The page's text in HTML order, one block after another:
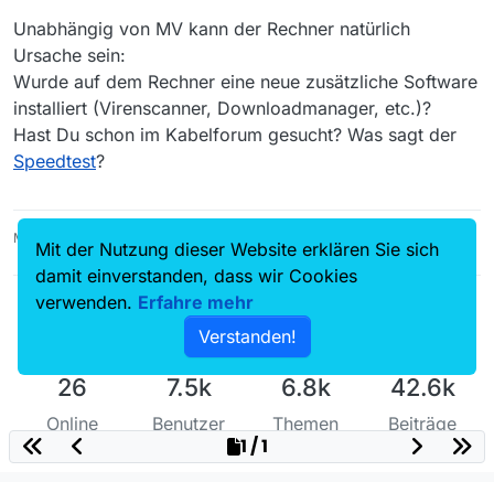
Software von Version 12 auf aktuelle
gleich langsam.
Woran könnte es liegen? Bitte nur
konstruktive Antworten, bin selber
Dipl.Ing. Nachrichtentechnik, weiß
Bandbreitenprobleme, serverseitige
Beschränkungen und ähnliche
Trivialitäten habe ich bereits abgeprüft
und helfen mir nicht.
Hoffe, daß das jetzt nicht zu arrogant
klingt, und warte auf wirklich
inspirierende Antworten.
Unabhängig von MV kann der Rechner natürlich
Ursache sein:
Wurde auf dem Rechner eine neue zusätzliche Software
installiert (Virenscanner, Downloadmanager, etc.)?
Hast Du schon im Kabelforum gesucht? Was sagt der
Speedtest?
MediathekView 14.5.0, Linux Mint 21.3, VLC 3.0.16
26
Online
7.5k
Benutzer
6.8k
Themen
42.6k
Beiträge
1 / 1
Mit der Nutzung dieser Website erklären Sie sich
damit einverstanden, dass wir Cookies
verwenden. Erfahre mehr
Verstanden!